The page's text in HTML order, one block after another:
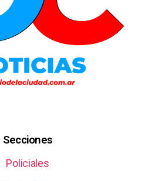
Secciones
Policiales